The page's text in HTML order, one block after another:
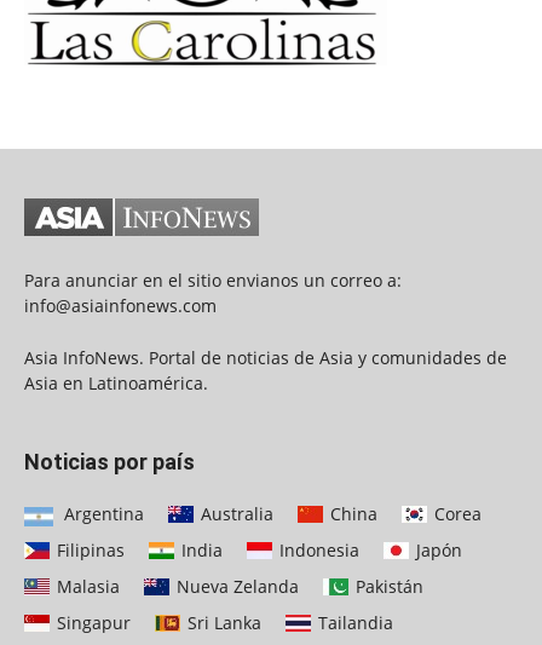
Para anunciar en el sitio envianos un correo a:
info@asiainfonews.com
Asia InfoNews. Portal de noticias de Asia y comunidades de
Asia en Latinoamérica.
Noticias por país
Argentina Australia China
Corea
Filipinas
India Indonesia
Japón
Malasia
Nueva Zelanda
Pakistán
Singapur
Sri Lanka Tailandia